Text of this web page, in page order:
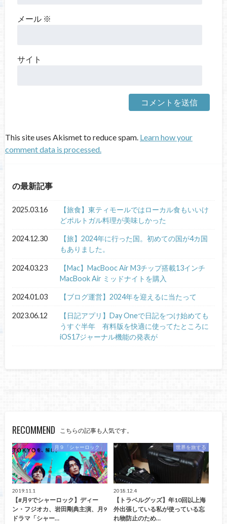
メール ※
サイト
This site uses Akismet to reduce spam. Learn how your
comment data is processed.
の最新記事
2025.03.16
【旅食】東ティモールではローカル食もいいけ
どポルトガル料理が美味しかった
2024.12.30
【旅】2024年に行った国。初めての国が4カ国
もありました。
2024.03.23
【Mac】MacBooc Air M3チップ搭載13インチ
MacBook Air ミッドナイトを購入
2024.01.03 【ブログ運営】2024年を迎えるに当たって
2023.06.12
【日記アプリ】Day Oneで日記をつけ始めても
うすぐ半年 有料版を快適に使ってたところに
iOS17ジャーナル機能の発表が
RECOMMEND こちらの記事も人気です。
月９「シャーロック」
2019.11.1
【#月9でシャーロック】ディー
ン・フジオカ、岩田剛典主演、月9
ドラマ「シャー…
世界を旅する
2018.12.4
【トラベルグッズ】年10回以上海
外出張している私が使っている忘
れ物防止のため…